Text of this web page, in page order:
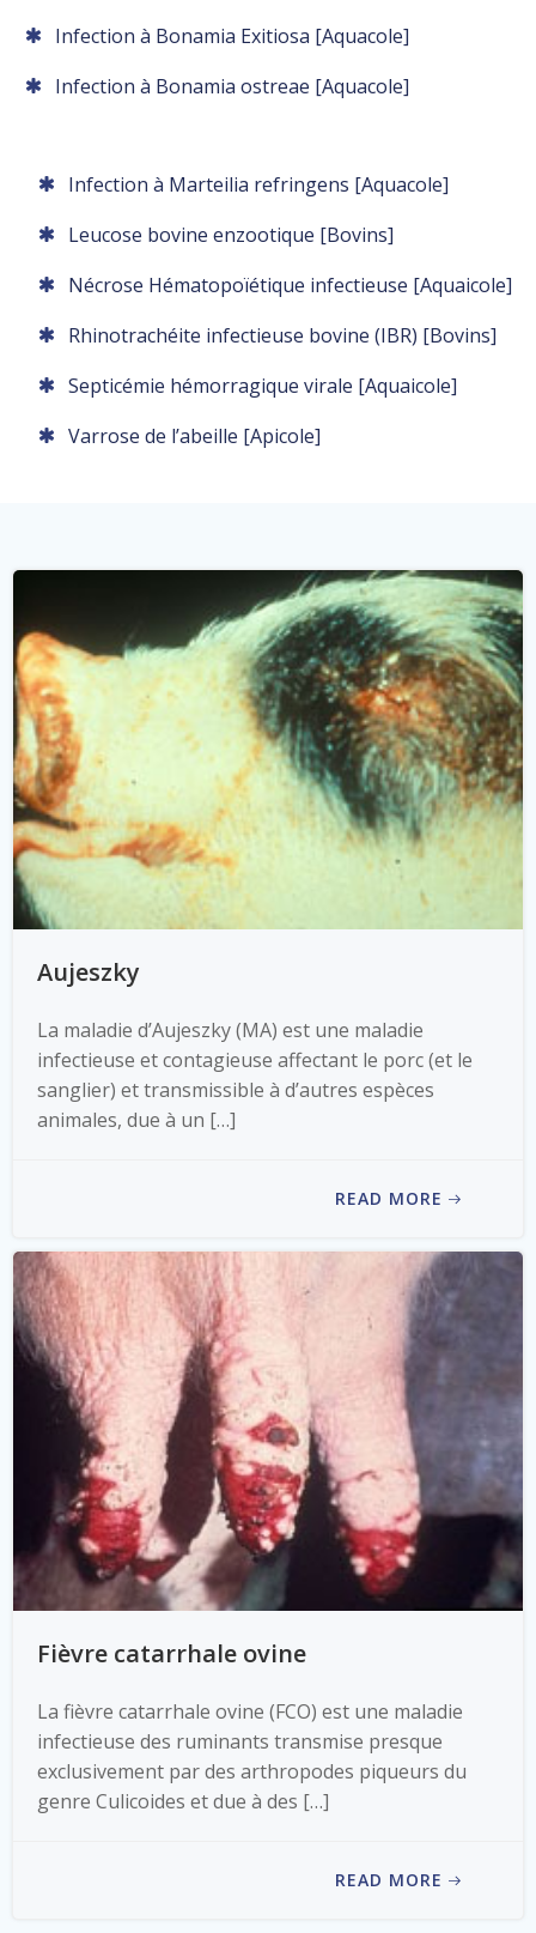
Infection à Bonamia Exitiosa [Aquacole]
Infection à Bonamia ostreae [Aquacole]
Infection à Marteilia refringens [Aquacole]
Leucose bovine enzootique [Bovins]
Nécrose Hématopoïétique infectieuse [Aquaicole]
Rhinotrachéite infectieuse bovine (IBR) [Bovins]
Septicémie hémorragique virale [Aquaicole]
Varrose de l’abeille [Apicole]
Aujeszky
La maladie d’Aujeszky (MA) est une maladie
infectieuse et contagieuse affectant le porc (et le
sanglier) et transmissible à d’autres espèces
animales, due à un […]
READ MORE
Fièvre catarrhale ovine
La fièvre catarrhale ovine (FCO) est une maladie
infectieuse des ruminants transmise presque
exclusivement par des arthropodes piqueurs du
genre Culicoides et due à des […]
READ MORE